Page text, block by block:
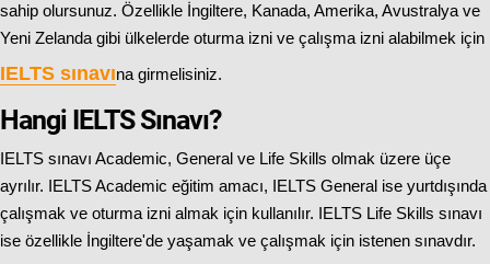
sahip olursunuz. Özellikle İngiltere, Kanada, Amerika, Avustralya ve
Yeni Zelanda gibi ülkelerde oturma izni ve çalışma izni alabilmek için
IELTS sınavına girmelisiniz.
Hangi IELTS Sınavı?
IELTS sınavı Academic, General ve Life Skills olmak üzere üçe
ayrılır. IELTS Academic eğitim amacı, IELTS General ise yurtdışında
çalışmak ve oturma izni almak için kullanılır. IELTS Life Skills sınavı
ise özellikle İngiltere'de yaşamak ve çalışmak için istenen sınavdır.